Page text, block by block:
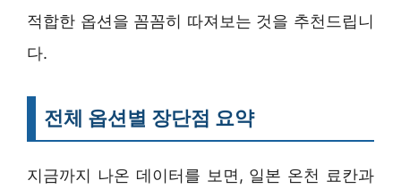
적합한 옵션을 꼼꼼히 따져보는 것을 추천드립니
다.
전체 옵션별 장단점 요약
지금까지 나온 데이터를 보면, 일본 온천 료칸과